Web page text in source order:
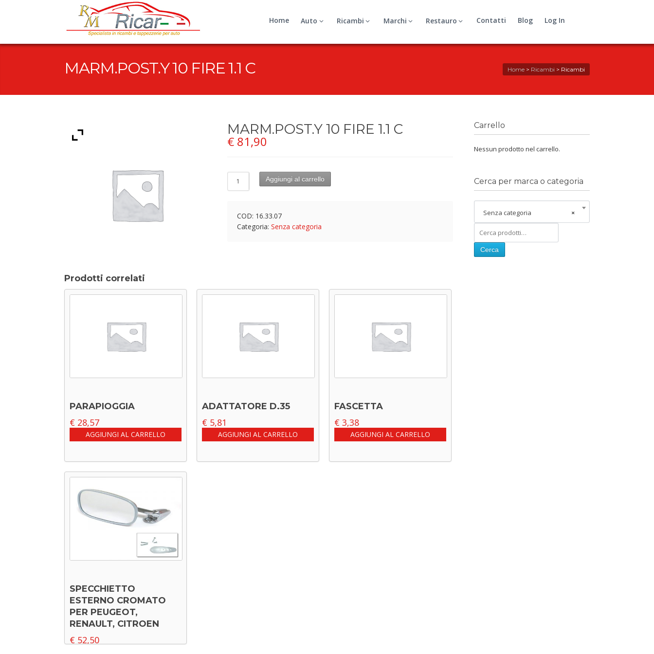
Home Auto Ricambi Marchi Restauro Contatti Blog Log In
MARM.POST.Y 10 FIRE 1.1 C Home> Ricambi > Ricambi
MARM.POST.Y 10 FIRE 1.1 C
€ 81,90
Aggiungi al carrello
COD: 16.33.07
Categoria: Senza categoria
Prodotti correlati
PARAPIOGGIA
€ 28,57
AGGIUNGI AL CARRELLO
ADATTATORE D.35
€ 5,81
AGGIUNGI AL CARRELLO
FASCETTA
€ 3,38
AGGIUNGI AL CARRELLO
SPECCHIETTO
ESTERNO CROMATO
PER PEUGEOT,
RENAULT, CITROEN
€ 52,50
Carrello
Nessun prodotto nel carrello.
Cerca per marca o categoria
×
Senza categoria
Cerca